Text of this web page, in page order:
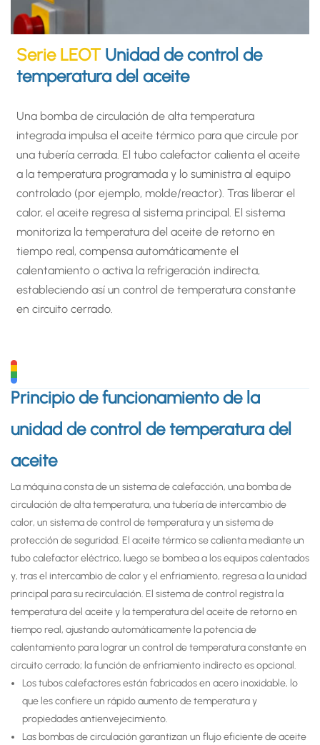
Serie LEOT Unidad de control de
temperatura del aceite
Una bomba de circulación de alta temperatura
integrada impulsa el aceite térmico para que circule por
una tubería cerrada. El tubo calefactor calienta el aceite
a la temperatura programada y lo suministra al equipo
controlado (por ejemplo, molde/reactor). Tras liberar el
calor, el aceite regresa al sistema principal. El sistema
monitoriza la temperatura del aceite de retorno en
tiempo real, compensa automáticamente el
calentamiento o activa la refrigeración indirecta,
estableciendo así un control de temperatura constante
en circuito cerrado.
Principio de funcionamiento de la
unidad de control de temperatura del
aceite
La máquina consta de un sistema de calefacción, una bomba de
circulación de alta temperatura, una tubería de intercambio de
calor, un sistema de control de temperatura y un sistema de
protección de seguridad. El aceite térmico se calienta mediante un
tubo calefactor eléctrico, luego se bombea a los equipos calentados
y, tras el intercambio de calor y el enfriamiento, regresa a la unidad
principal para su recirculación. El sistema de control registra la
temperatura del aceite y la temperatura del aceite de retorno en
tiempo real, ajustando automáticamente la potencia de
calentamiento para lograr un control de temperatura constante en
circuito cerrado; la función de enfriamiento indirecto es opcional.
Los tubos calefactores están fabricados en acero inoxidable, lo
que les confiere un rápido aumento de temperatura y
propiedades antienvejecimiento.
Las bombas de circulación garantizan un flujo eficiente de aceite